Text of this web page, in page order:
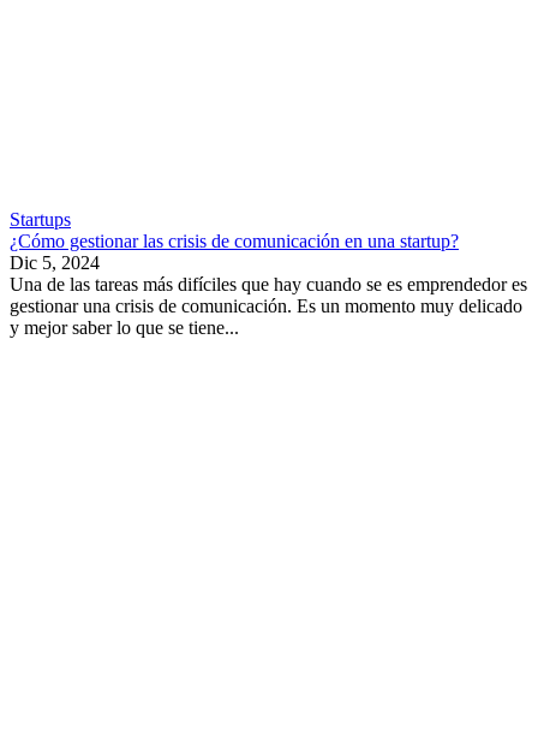
Startups
¿Cómo gestionar las crisis de comunicación en una startup?
Dic 5, 2024
Una de las tareas más difíciles que hay cuando se es emprendedor es
gestionar una crisis de comunicación. Es un momento muy delicado
y mejor saber lo que se tiene...